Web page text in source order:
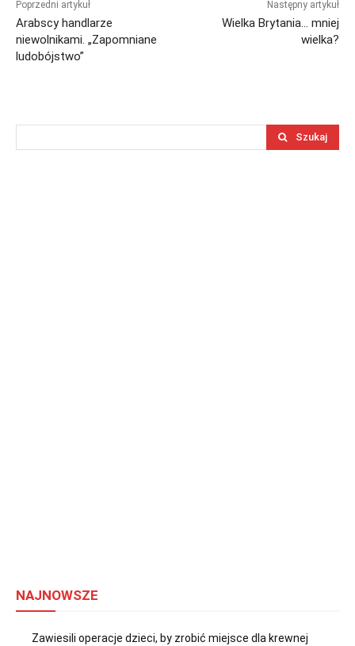
Poprzedni artykuł
Arabscy handlarze
niewolnikami. „Zapomniane
ludobójstwo”
Następny artykuł
Wielka Brytania… mniej
wielka?
Szukaj
NAJNOWSZE
Zawiesili operacje dzieci, by zrobić miejsce dla krewnej